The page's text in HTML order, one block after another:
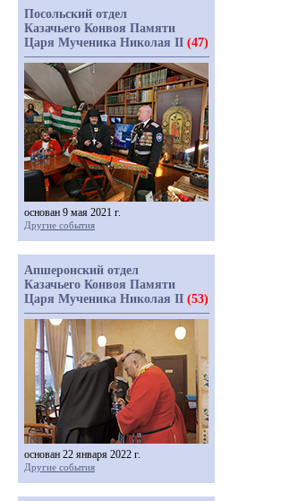
Посольский отдел
Казачьего Конвоя Памяти
Царя Мученика Николая II (47)
основан 9 мая 2021 г.
Другие события
Апшеронский отдел
Казачьего Конвоя Памяти
Царя Мученика Николая II (53)
основан 22 января 2022 г.
Другие события